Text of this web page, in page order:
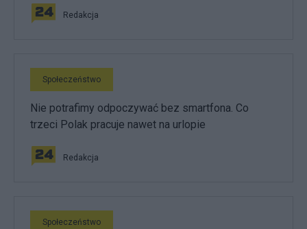
Redakcja
Społeczeństwo
Nie potrafimy odpoczywać bez smartfona. Co
trzeci Polak pracuje nawet na urlopie
Redakcja
Społeczeństwo